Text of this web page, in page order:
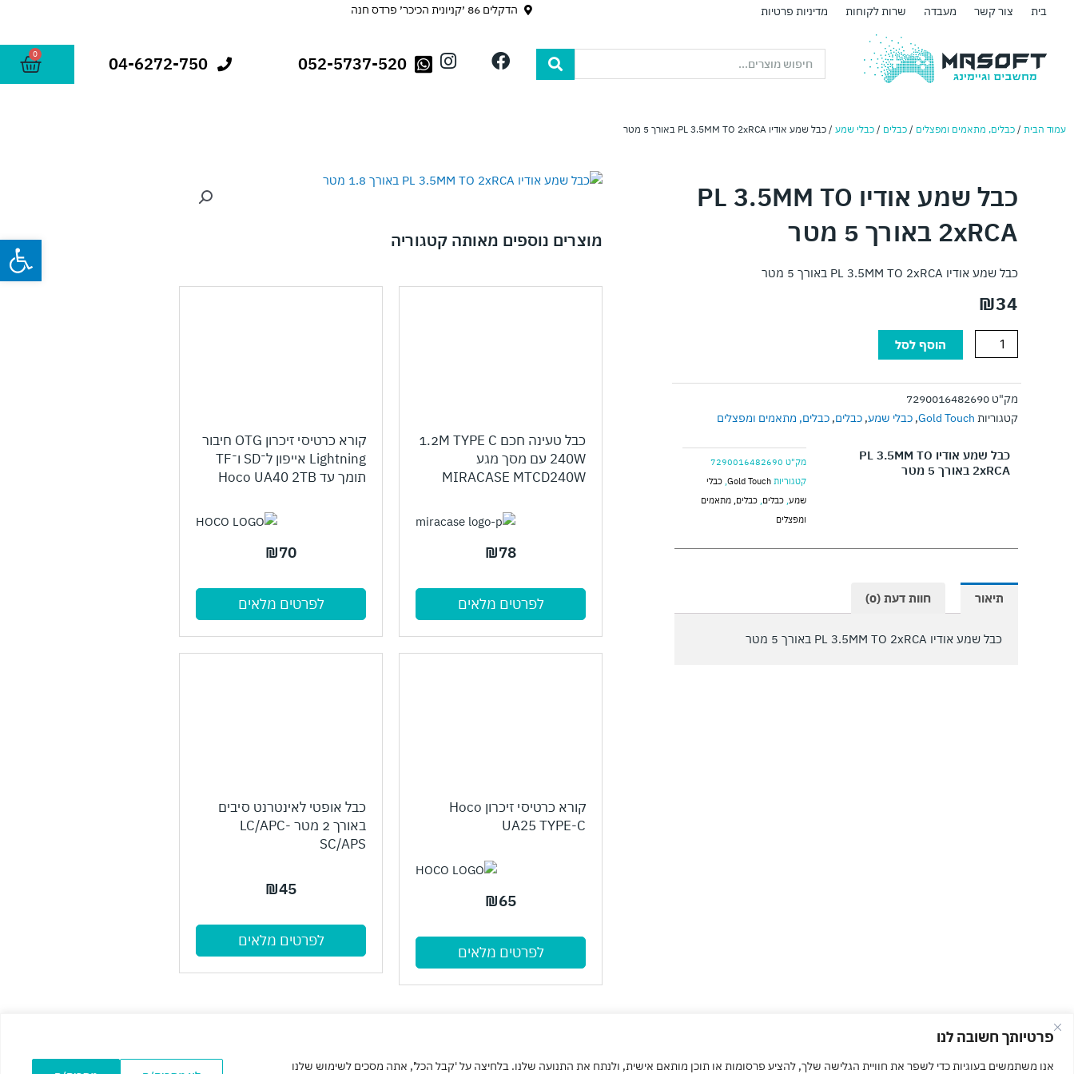
פרטיותך חשובה לנו
אנו משתמשים בעוגיות כדי לשפר את חוויית הגלישה שלך, להציע פרסומות או תוכן מותאם אישית, ולנתח את התנועה שלנו. בלחיצה על 'קבל הכל', אתה מסכים לשימוש שלנו
בית צור קשר מעבדה שרות לקוחות מדיניות פרטיות הדקלים 86 ׳קניונית הכיכר׳ פרדס חנה
...
F
o
k
I
r
a
052-5737-520
04-6272-750
0
עמוד הבית / כבלים, מתאמים ומפצלים / כבלים / כבלי שמע / כבל שמע אודיו PL 3.5MM TO 2xRCA באורך 5 מטר
כבל שמע אודיו PL 3.5MM TO
2xRCA באורך 5 מטר
כבל שמע אודיו PL 3.5MM TO 2xRCA באורך 5 מטר
₪34
כמות
של
שמע
אודיו
3.5MM
TO
מטר
הוסף לסל
מק"ט 7290016482690
קטגוריות Gold Touch
, כבלי שמע, כבלים, כבלים, מתאמים ומפצלים
כבל שמע אודיו PL 3.5MM TO
2xRCA באורך 5 מטר
מק"ט 7290016482690
קטגוריות Gold Touch
, כבלי
שמע, כבלים, כבלים, מתאמים
ומפצלים
תיאור חוות דעת (0)
כבל שמע אודיו PL 3.5MM TO 2xRCA באורך 5 מטר
מוצרים נוספים מאותה קטגוריה
כבל טעינה חכם 1.2M TYPE C
240W עם מסך מגע
MIRACASE MTCD240W
₪78
לפרטים מלאים
קורא כרטיסי זיכרון OTG חיבור
Lightning אייפון ל־SD ו־TF
תומך עד Hoco UA40 2TB
₪70
לפרטים מלאים
קורא כרטיסי זיכרון Hoco
UA25 TYPE-C
₪65
לפרטים מלאים
כבל אופטי לאינטרנט סיבים
באורך 2 מטר LC/APC-
SC/APS
₪45
לפרטים מלאים